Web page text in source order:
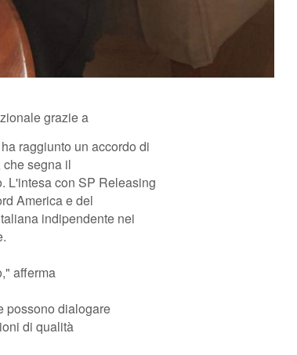
grazie a
raggiunto un accordo di
segna il
L'intesa con SP Releasing
America e del
indipendente nei
afferma
possono dialogare
di qualità